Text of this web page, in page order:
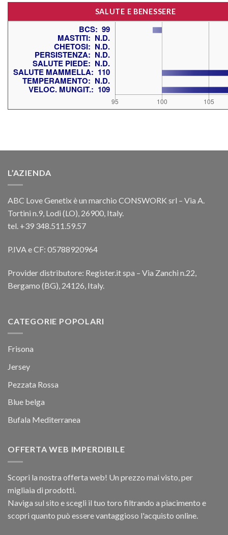
SALUTE E BENESSERE
L’AZIENDA
ABC Love Genetix è un marchio CONSWORK srl – Via A.
Tortini n.9, Lodi (LO), 26900, Italy.
tel. +39 348.511.59.57
P.IVA e CF: 05788920964
Provider distributore: Register.it spa – Via Zanchi n.22,
Bergamo (BG), 24126, Italy.
CATEGORIE POPOLARI
Frisona
Jersey
Pezzata Rossa
Blue belga
Bufala Mediterranea
OFFERTA WEB IMPERDIBILE
Scopri la nostra offerta web! Un prezzo mai visto, per
migliaia di prodotti.
Naviga sul sito e scegli il tuo toro filtrando a piacimento e
scopri quanto può essere vantaggioso l'acquisto online.